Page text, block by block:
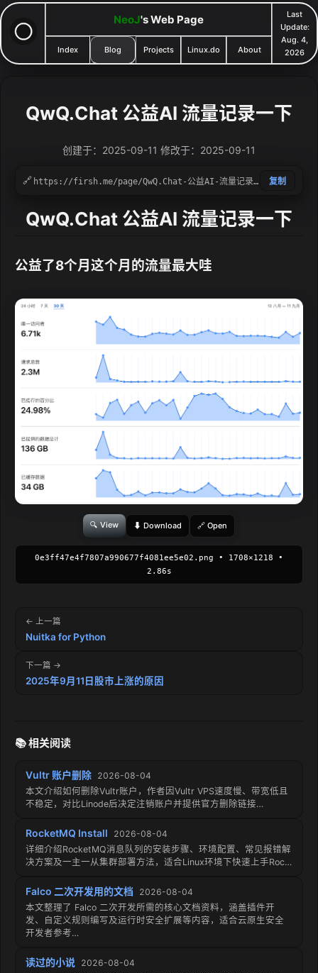
NeoJ's Web Page
Last
Update:
Aug. 4,
2026
Index Blog Projects Linux.do About
QwQ.Chat 公益AI 流量记录一下
创建于：2025-09-11 修改于：2025-09-11
🔗 复制
QwQ.Chat 公益AI 流量记录一下
公益了8个月这个月的流量最大哇
🔍 View ⬇ Download 🔗 Open
0e3ff47e4f7807a990677f4081ee5e02.png • 1708×1218 •
2.86s
← 上一篇
Nuitka for Python
下一篇 →
2025年9月11日股市上涨的原因
📚 相关阅读
Vultr 账户删除 2026-08-04
本文介绍如何删除Vultr账户，作者因Vultr VPS速度慢、带宽低且
不稳定，对比Linode后决定注销账户并提供官方删除链接…
RocketMQ Install
2026-08-04
详细介绍RocketMQ消息队列的安装步骤、环境配置、常见报错解
决方案及一主一从集群部署方法，适合Linux环境下快速上手Roc…
Falco 二次开发用的文档 2026-08-04
本文整理了 Falco 二次开发所需的核心文档资料，涵盖插件开
发、自定义规则编写及运行时安全扩展等内容，适合云原生安全
开发者参考…
读过的小说
2026-08-04